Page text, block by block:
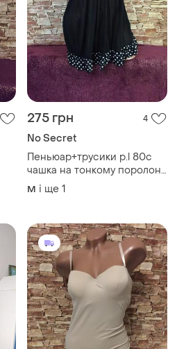
275 грн 4
No Secret
Пеньюар+трусики р.l 80с
чашка на тонкому поролоні
на кісточках
M і ще 1